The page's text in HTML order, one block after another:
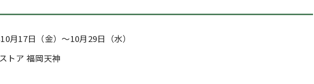
月17日（金）〜10月29日（水）
トア 福岡天神